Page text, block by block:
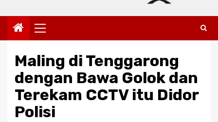
Primary
Menu
Maling di Tenggarong
dengan Bawa Golok dan
Terekam CCTV itu Didor
Polisi